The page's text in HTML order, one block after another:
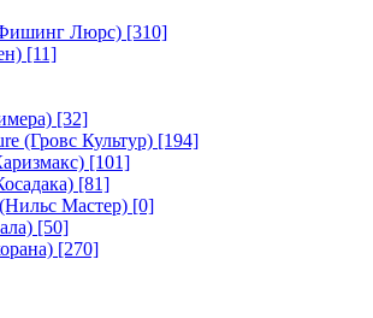
Люрс) [310]
[11]
[32]
(Гровс Культур) [194]
[101]
[81]
Мастер) [0]
[50]
[270]